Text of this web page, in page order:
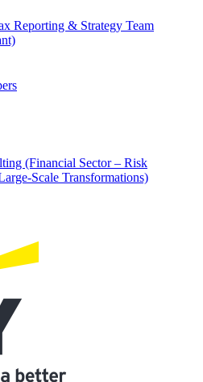
Reporting & Strategy Team
(Financial Sector – Risk
Scale Transformations)